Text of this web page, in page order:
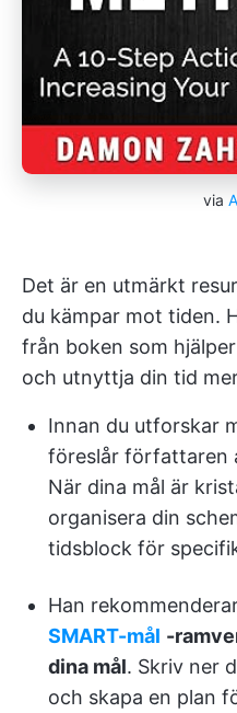
via
Det är en utmärkt
du kämpar mot tiden.
från boken som
och utnyttja din tid
Innan du utforskar
föreslår författaren
När dina mål är
organisera din
tidsblock för
Han
SMART-mål -
dina mål. Skriv ner
och skapa en plan